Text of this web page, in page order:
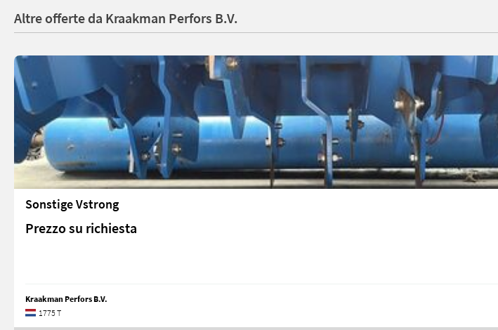
Altre offerte da Kraakman Perfors B.V.
Sonstige Vstrong
Prezzo su richiesta
Kraakman Perfors B.V.
1775 T